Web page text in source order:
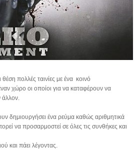
πολλές ταινίες με ένα κοινό
χώρο οι οποίοι για να καταφέρουν να
δημιουργήσει ένα ρεύμα καθώς αριθμητικά
να προσαρμοστεί σε όλες τις συνθήκες και
και πάει λέγοντας.